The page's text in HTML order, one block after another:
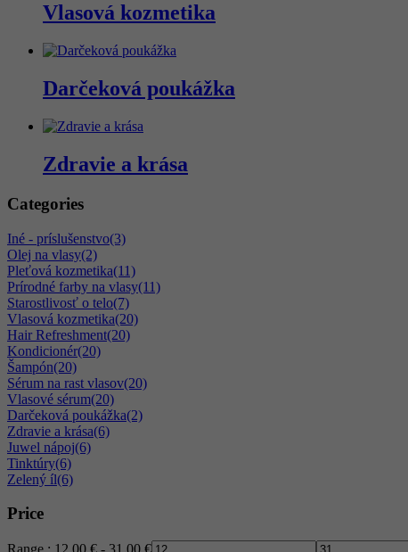
Vlasová kozmetika
Darčeková poukážka
Zdravie a krása
Categories
Iné - príslušenstvo(3)
Olej na vlasy(2)
Pleťová kozmetika(11)
Prírodné farby na vlasy(11)
Starostlivosť o telo(7)
Vlasová kozmetika(20)
Hair Refreshment(20)
Kondicionér(20)
Šampón(20)
Sérum na rast vlasov(20)
Vlasové sérum(20)
Darčeková poukážka(2)
Zdravie a krása(6)
Juwel nápoj(6)
Tinktúry(6)
Zelený íl(6)
Price
Range : 12,00 € - 31,00 €